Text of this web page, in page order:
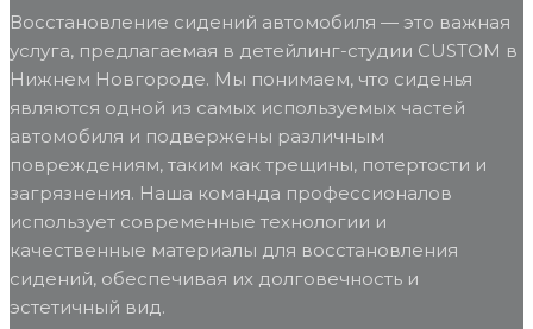
Восстановление сидений автомобиля — это важная
услуга, предлагаемая в детейлинг-студии CUSTOM в
Нижнем Новгороде. Мы понимаем, что сиденья
являются одной из самых используемых частей
автомобиля и подвержены различным
повреждениям, таким как трещины, потертости и
загрязнения. Наша команда профессионалов
использует современные технологии и
качественные материалы для восстановления
сидений, обеспечивая их долговечность и
эстетичный вид.